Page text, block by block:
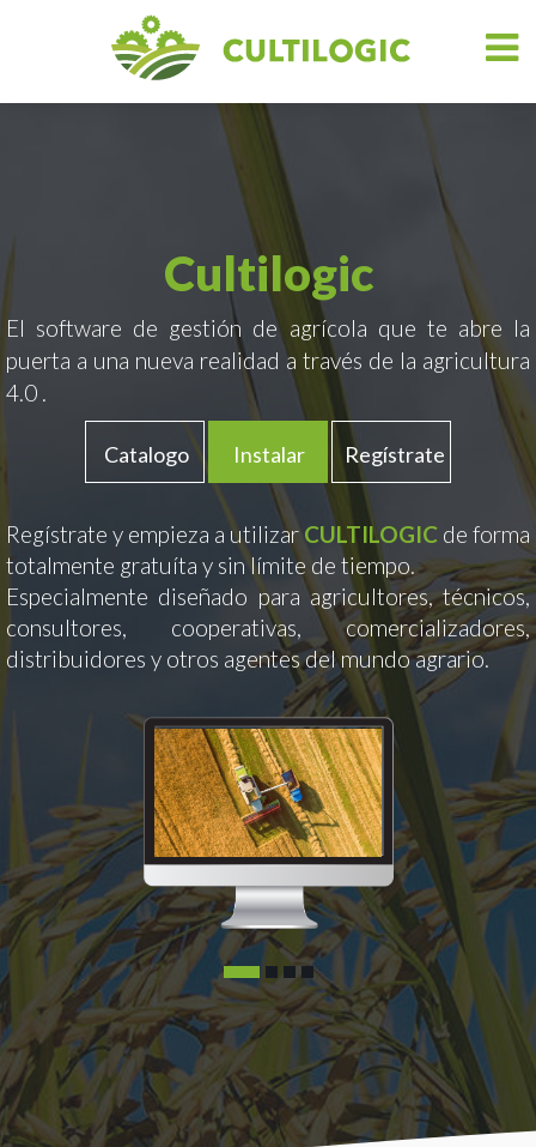
Cultilogic
El software de gestión de agrícola que te abre la
puerta a una nueva realidad a través de la agricultura
4.0 .
Catalogo Instalar Regístrate
Regístrate y empieza a utilizar CULTILOGIC de forma
totalmente gratuíta y sin límite de tiempo.
Especialmente diseñado para agricultores, técnicos,
consultores, cooperativas, comercializadores,
distribuidores y otros agentes del mundo agrario.